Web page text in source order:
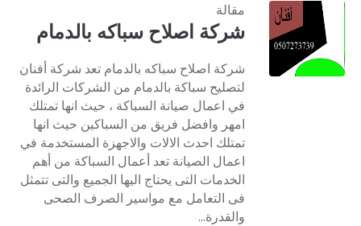
مقالة
شركة اصلاح سباكه بالدمام
شركة اصلاح سباكه بالدمام تعد شركة أفنان
لتصليح سباكة بالدمام من الشركات الرائدة
في اعمال صيانة السباكة ، حيث انها تمتلك
امهر وافضل فريق من السباكين حيث انها
تمتلك احدث الالات والاجهزة المستخدمة في
اعمال الصيانة تعد أعمال السباكة من أهم
الخدمات التى يحتاج اليها الجميع والتى تتمثل
فى التعامل مع مواسير الصرف الصحى
والقدرة...